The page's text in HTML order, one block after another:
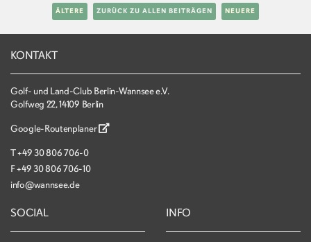
ÄLTERE ZURÜCK ZU ALLEN BEITRÄGEN NEUERE
KONTAKT
Golf- und Land-Club Berlin-Wannsee e.V.
Golfweg 22, 14109 Berlin
Google-Routenplaner
T+49 30 806 706-0
F+49 30 806 706-10
info@wannsee.de
SOCIAL INFO